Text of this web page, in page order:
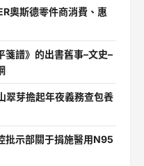
奧斯德零件商消費、惠
譜》的出書舊事–文史–
芽擔起年夜義務查包養
批示部關于捐施醫用N95